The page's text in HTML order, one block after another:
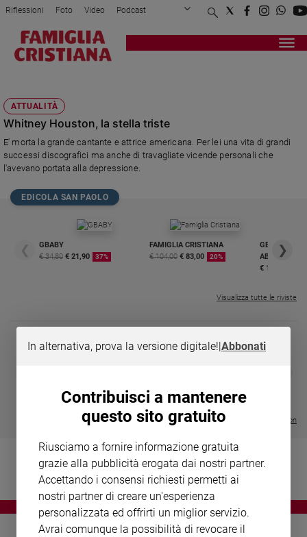
Attualità
Politica
Mondo
Economia
Legalità
giustizia
Sport
Papa
Chiesa
giorno
Riflessioni Foto Video Podcast
Privacy Policy Chi siamo
Registrati Redazione
ATTUALITÀ
Whitney Houston, la stella triste
E' morta la grande cantante e attrice americana. Per lei una vita di grandi
successi discografici ma anche di travagliate vicende personali che
l'avevano portata alla depressione.
EDICOLA SAN PAOLO
❮
GBABY
€ 34,80 € 21,90 37%
FAMIGLIA CRISTIANA
€ 104,00 € 83,00 20%
GBABY
€ 16,99
❯
Visualizza tutte le riviste
- VOL DA 1 AL 5
€ 64,50
Visualizza tutte le collection
In alternativa, prova la versione digitale!|Abbonati
Contribuisci a mantenere
questo sito gratuito
Riusciamo a fornire informazione gratuita
grazie alla pubblicità erogata dai nostri partner.
Accettando i consensi richiesti permetti ai
nostri partner di creare un'esperienza
personalizzata ed offrirti un miglior servizio.
Avrai comunque la possibilità di revocare il